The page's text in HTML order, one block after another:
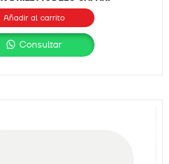
Añadir al carrito
Consultar